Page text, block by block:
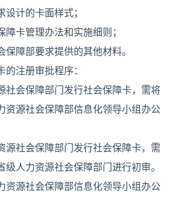
设计的卡面样式；
障卡管理办法和实施细则；
保障部要求提供的其他材料。
注册审批程序：
社会保障部门发行社会保障卡，需将
资源社会保障部信息化领导小组办公
源社会保障部门发行社会保障卡，需
人力资源社会保障部门进行初审。
资源社会保障部信息化领导小组办公